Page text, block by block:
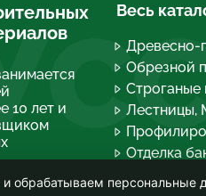
10 лет и
Весь
Древесно-
Обрезной
Строганые
Лестницы,
Отделка
обрабатываем персональные